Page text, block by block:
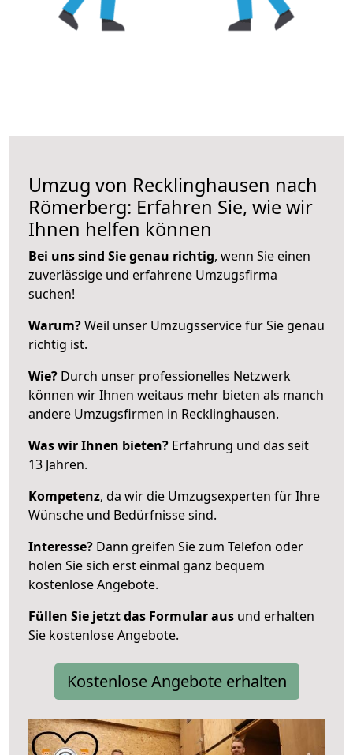
Umzug von Recklinghausen nach
Römerberg: Erfahren Sie, wie wir
Ihnen helfen können
Bei uns sind Sie genau richtig, wenn Sie einen
zuverlässige und erfahrene Umzugsfirma
suchen!
Warum?Weil unser Umzugsservice für Sie genau
richtig ist.
Wie? Durch unser professionelles Netzwerk
können wir Ihnen weitaus mehr bieten als manch
andere Umzugsfirmen in Recklinghausen.
Was wir Ihnen bieten? Erfahrung und das seit
13 Jahren.
Kompetenz, da wir die Umzugsexperten für Ihre
Wünsche und Bedürfnisse sind.
Interesse? Dann greifen Sie zum Telefon oder
holen Sie sich erst einmal ganz bequem
kostenlose Angebote.
Füllen Sie jetzt das Formular aus und erhalten
Sie kostenlose Angebote.
Kostenlose Angebote erhalten